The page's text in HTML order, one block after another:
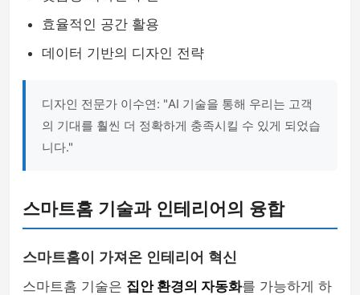
효율적인 공간 활용
데이터 기반의 디자인 전략
디자인 전문가 이수연: "AI 기술을 통해 우리는 고객
의 기대를 훨씬 더 정확하게 충족시킬 수 있게 되었습
니다."
스마트홈 기술과 인테리어의 융합
스마트홈이 가져온 인테리어 혁신
스마트홈 기술은 집안 환경의 자동화를 가능하게 하